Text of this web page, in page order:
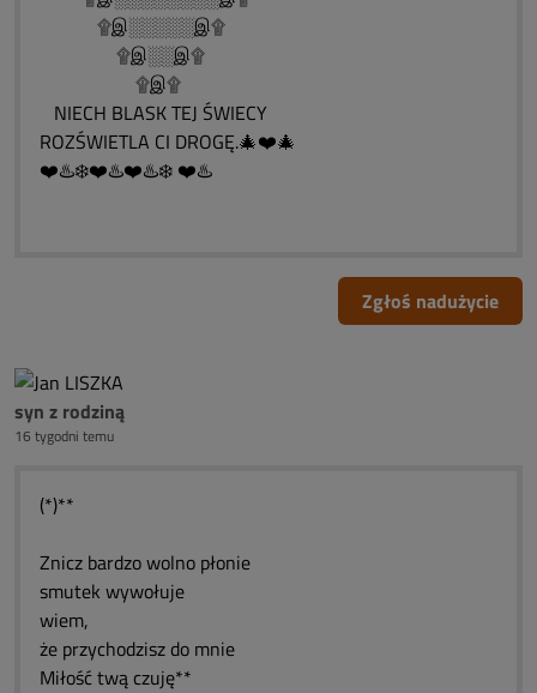
۩இ░░░░░இ۩
۩இ░░இ۩
۩இ۩
NIECH BLASK TEJ ŚWIECY
ROZŚWIETLA CI DROGĘ.🎄❤️🎄
❤️♨️❄️❤️♨️❤️♨️❄️ ❤️♨️
Zgłoś nadużycie
syn z rodziną
16 tygodni temu
(*)**
Znicz bardzo wolno płonie
smutek wywołuje
wiem,
że przychodzisz do mnie
Miłość twą czuję**